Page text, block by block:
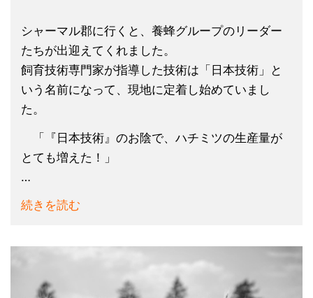
シャーマル郡に行くと、養蜂グループのリーダー
たちが出迎えてくれました。
飼育技術専門家が指導した技術は「日本技術」と
いう名前になって、現地に定着し始めていまし
た。
「『日本技術』のお陰で、ハチミツの生産量が
とても増えた！」
…
続きを読む